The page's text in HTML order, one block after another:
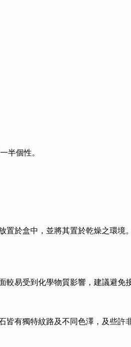
半個性。
於盒中，並將其置於乾燥之環境。
易受到化學物質影響，建議避免
有獨特紋路及不同色澤，及些